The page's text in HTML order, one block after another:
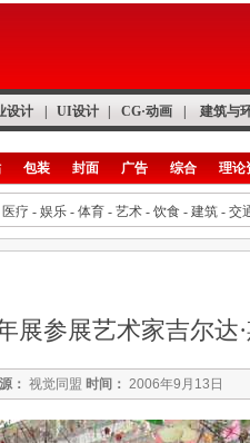
设计 UI设计 CG·动画 建筑与
包装 封面 广告 综合 理论
医疗 - 娱乐 - 体育 - 艺术 - 饮食 - 建筑 - 交
展参展艺术家吉尔达
： 视觉同盟 时间： 2006年9月13日